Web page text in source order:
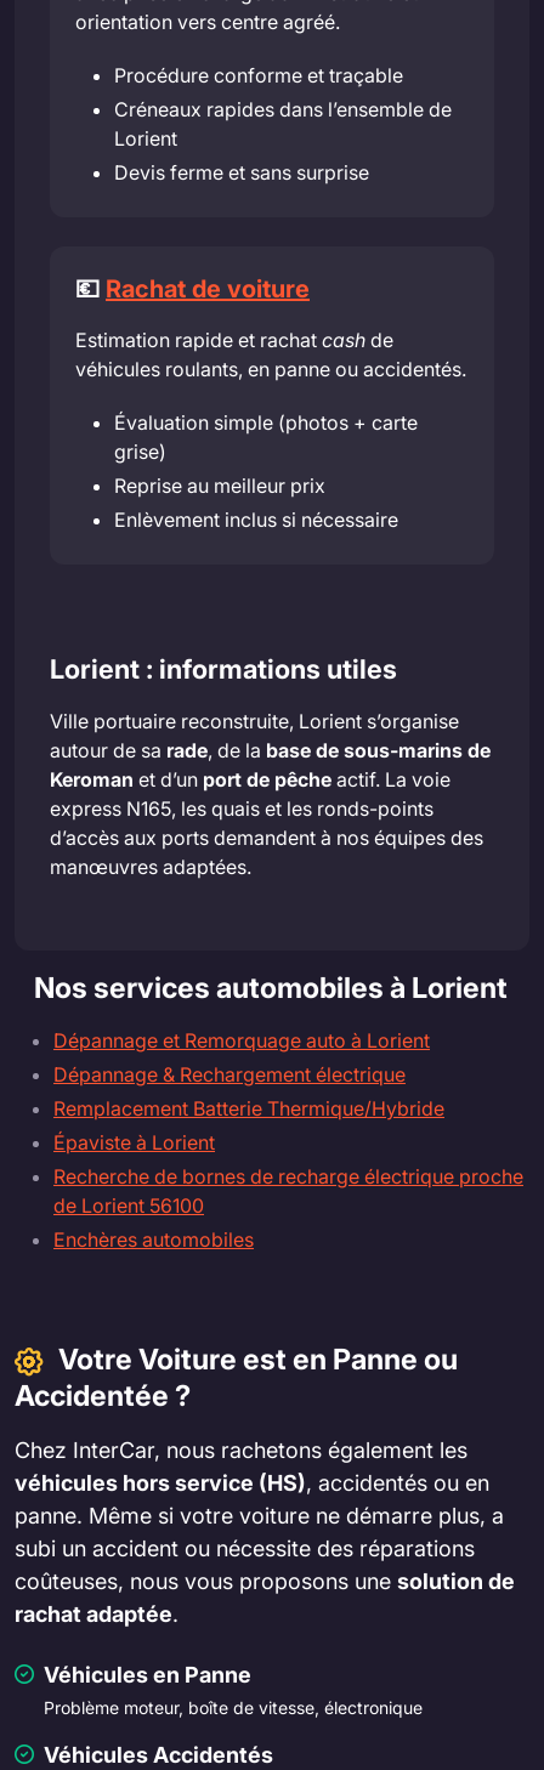
orientation vers centre agréé.
Procédure conforme et traçable
Créneaux rapides dans l’ensemble de
Lorient
Devis ferme et sans surprise
💶 Rachat de voiture
Estimation rapide et rachat cash de
véhicules roulants, en panne ou accidentés.
Évaluation simple (photos + carte
grise)
Reprise au meilleur prix
Enlèvement inclus si nécessaire
Lorient : informations utiles
Ville portuaire reconstruite, Lorient s’organise
autour de sa rade, de la base de sous-marins de
Keroman et d’un port de pêche actif. La voie
express N165, les quais et les ronds-points
d’accès aux ports demandent à nos équipes des
manœuvres adaptées.
Nos services automobiles à Lorient
Dépannage et Remorquage auto à Lorient
Dépannage & Rechargement électrique
Remplacement Batterie Thermique/Hybride
Épaviste à Lorient
Recherche de bornes de recharge électrique proche
de Lorient 56100
Enchères automobiles
Votre Voiture est en Panne ou
Accidentée ?
Chez InterCar, nous rachetons également les
véhicules hors service (HS), accidentés ou en
panne. Même si votre voiture ne démarre plus, a
subi un accident ou nécessite des réparations
coûteuses, nous vous proposons une solution de
rachat adaptée.
Véhicules en Panne
Problème moteur, boîte de vitesse, électronique
Véhicules Accidentés